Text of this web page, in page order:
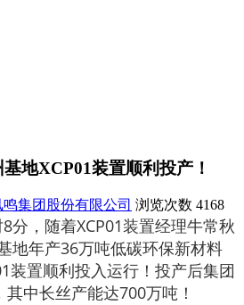
地XCP01装置顺利投产！
鸣集团股份有限公司 浏览次数 4168
，随着XCP01装置经理牛常秋
地年产36万吨低碳环保新材料
装置顺利投入运行！投产后集团
中长丝产能达700万吨！